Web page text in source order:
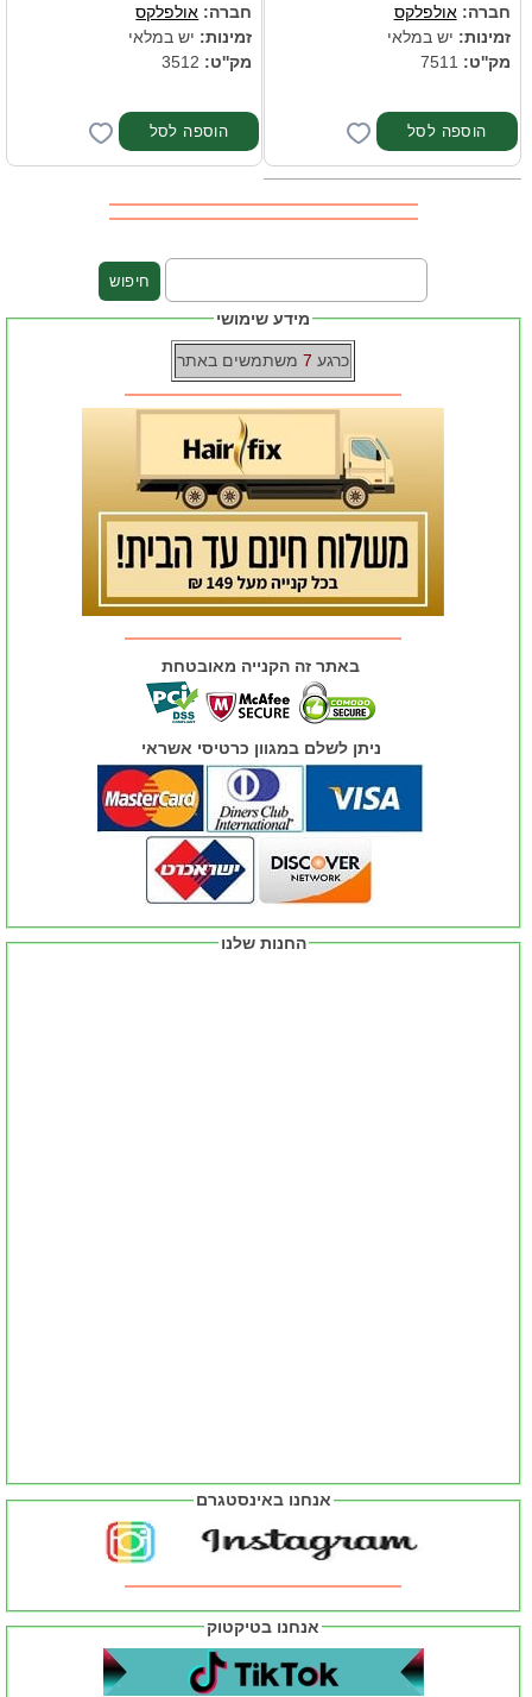
חברה:אולפלקס
זמינות: יש במלאי
מק''ט:
חברה: אולפלקס
זמינות: יש במלאי
מק''ט:
מידע שימושי
כרגע 7משתמשים באתר
החנות שלנו
אנחנו באינסטגרם
אנחנו בטיקטוק